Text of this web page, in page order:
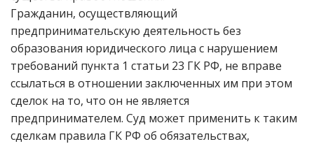
Гражданин, осуществляющий
предпринимательскую деятельность без
образования юридического лица с нарушением
требований пункта 1 статьи 23 ГК РФ, не вправе
ссылаться в отношении заключенных им при этом
сделок на то, что он не является
предпринимателем. Суд может применить к таким
сделкам правила ГК РФ об обязательствах,